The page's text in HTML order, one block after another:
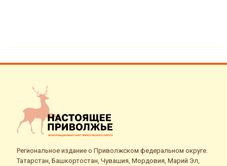
Региональное издание о Приволжском федеральном округе.
Татарстан, Башкортостан, Чувашия, Мордовия, Марий Эл,